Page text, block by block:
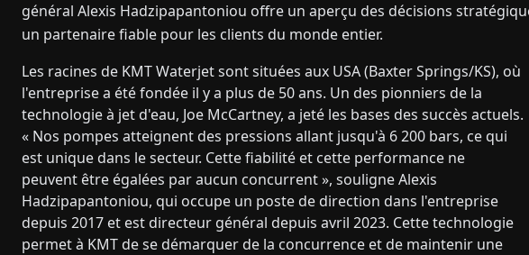
général Alexis Hadzipapantoniou offre un aperçu des décisions
un partenaire fiable pour les clients du monde entier.
Les racines de KMT Waterjet sont situées aux USA (Baxter Springs/KS), où
l'entreprise a été fondée il y a plus de 50 ans. Un des pionniers de la
technologie à jet d'eau, Joe McCartney, a jeté les bases des succès actuels.
« Nos pompes atteignent des pressions allant jusqu'à 6 200 bars, ce qui
est unique dans le secteur. Cette fiabilité et cette performance ne
peuvent être égalées par aucun concurrent », souligne Alexis
Hadzipapantoniou, qui occupe un poste de direction dans l'entreprise
depuis 2017 et est directeur général depuis avril 2023. Cette technologie
permet à KMT de se démarquer de la concurrence et de maintenir une